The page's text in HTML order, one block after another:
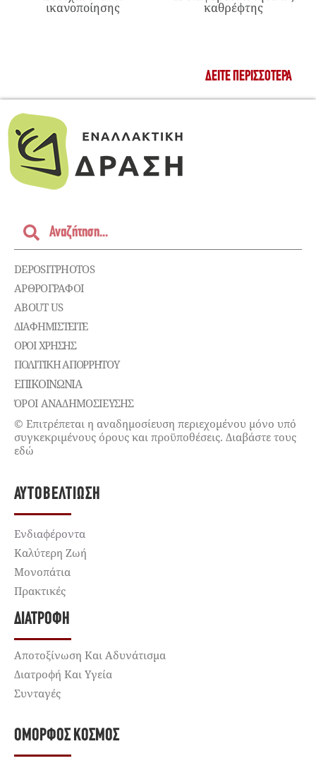
ικανοποίησης καθρέφτης
ΔΕΊΤΕ ΠΕΡΙΣΣΌΤΕΡΑ
DEPOSITPHOTOS
ΑΡΘΡΟΓΡΑΦΟΙ
ABOUT US
ΔΙΑΦΗΜΙΣΤΕΊΤΕ
ΌΡΟΙ ΧΡΉΣΗΣ
ΠΟΛΙΤΙΚΉ ΑΠΟΡΡΉΤΟΥ
ΕΠΙΚΟΙΝΩΝΊΑ
ΌΡΟΙ ΑΝΑΔΗΜΟΣΙΕΥΣΗΣ
© Επιτρέπεται η αναδημοσίευση περιεχομένου μόνο υπό
συγκεκριμένους όρους και προϋποθέσεις. Διαβάστε τους
εδώ
ΑΥΤΟΒΕΛΤΊΩΣΗ
Ενδιαφέροντα
Καλύτερη Ζωή
Μονοπάτια
Πρακτικές
ΔΙΑΤΡΟΦΉ
Αποτοξίνωση Και Αδυνάτισμα
Διατροφή Και Υγεία
Συνταγές
ΌΜΟΡΦΟΣ ΚΌΣΜΟΣ